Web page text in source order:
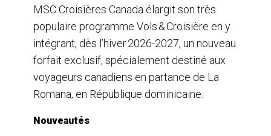
r
e
e
b
o
o
k
k
e
d
n
i
l
MSC Croisières Canada élargit son très
populaire programme Vols & Croisière en y
intégrant, dès l’hiver 2026-2027, un nouveau
forfait exclusif, spécialement destiné aux
voyageurs canadiens en partance de La
Romana, en République dominicaine.
Nouveautés